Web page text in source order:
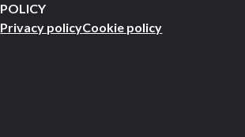
POLICY
Privacy policyCookie policy